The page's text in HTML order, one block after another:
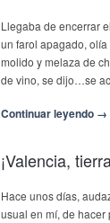
Llegaba de encerrar
un farol apagado,
molido y melaza de
de vino, se dijo…se
Continuar leyendo →
¡Valencia,
Hace unos días,
usual en mí, de